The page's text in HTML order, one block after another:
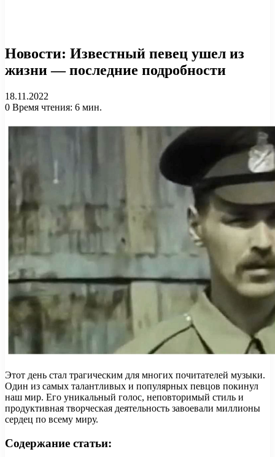
Новости: Известный певец ушел из
жизни — последние подробности
18.11.2022
0 Время чтения: 6 мин.
Этот день стал трагическим для многих почитателей музыки.
Один из самых талантливых и популярных певцов покинул
наш мир. Его уникальный голос, неповторимый стиль и
продуктивная творческая деятельность завоевали миллионы
сердец по всему миру.
Содержание статьи: